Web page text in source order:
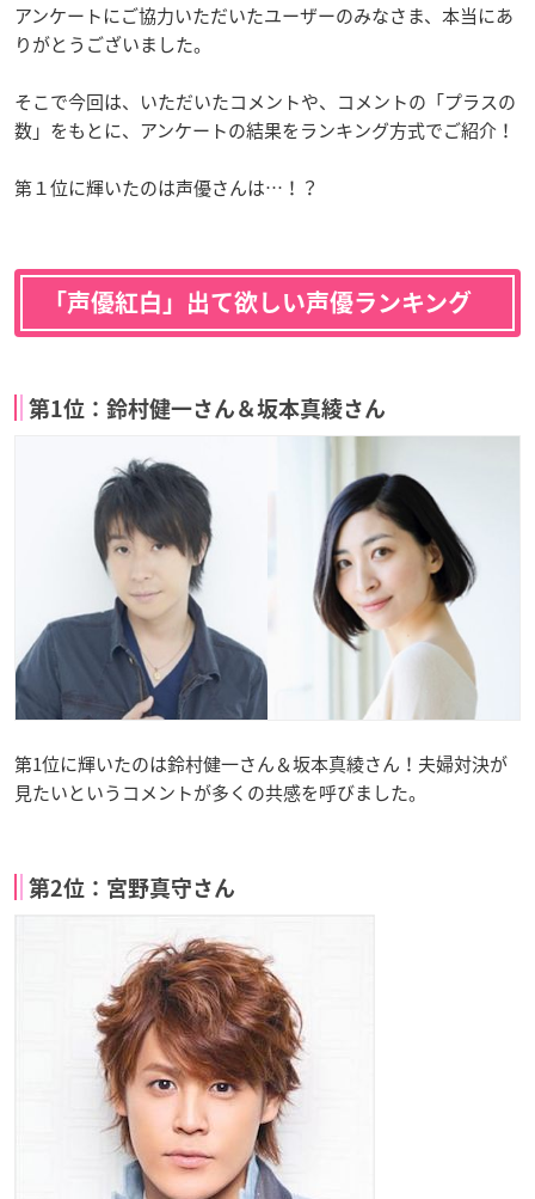
アンケートにご協力いただいたユーザーのみなさま、本当にあ
りがとうございました。
そこで今回は、いただいたコメントや、コメントの「プラスの
数」をもとに、アンケートの結果をランキング方式でご紹介！
第１位に輝いたのは声優さんは…！？
「声優紅白」出て欲しい声優ランキング
第1位：鈴村健一さん＆坂本真綾さん
第1位に輝いたのは鈴村健一さん＆坂本真綾さん！夫婦対決が
見たいというコメントが多くの共感を呼びました。
第2位：宮野真守さん